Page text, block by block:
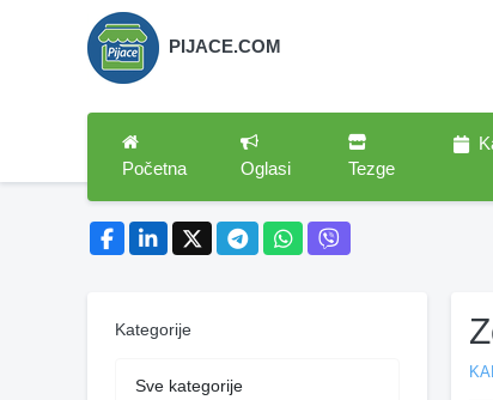
PIJACE.COM
Početna Oglasi Tezge
Kategorije
Sve kategorije